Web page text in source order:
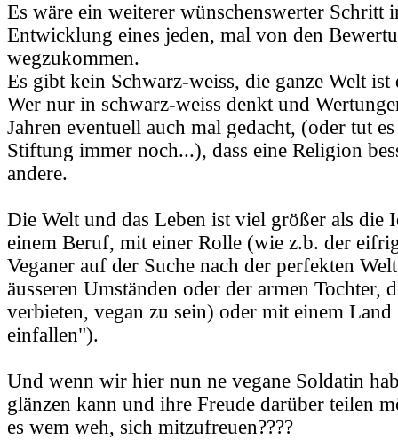
Es wäre ein weiterer wünschenswerter Schritt
Entwicklung eines jeden, mal von den
wegzukommen.
Es gibt kein Schwarz-weiss, die ganze Welt
Wer nur in schwarz-weiss denkt und
Jahren eventuell auch mal gedacht, (oder tut
Stiftung immer noch...), dass eine Religion
andere.
Die Welt und das Leben ist viel größer als die
einem Beruf, mit einer Rolle (wie z.b. der
Veganer auf der Suche nach der perfekten
äusseren Umständen oder der armen Tochter,
verbieten, vegan zu sein) oder mit einem
einfallen").
Und wenn wir hier nun ne vegane Soldatin
glänzen kann und ihre Freude darüber teilen
es wem weh, sich mitzufreuen????